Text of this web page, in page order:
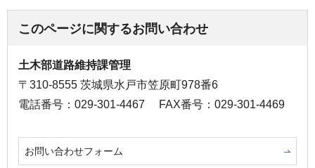
このページに関するお問い合わせ
土木部道路維持課管理
〒310-8555 茨城県水戸市笠原町978番6
電話番号：029-301-4467
FAX番号：029-301-4469
お問い合わせフォーム